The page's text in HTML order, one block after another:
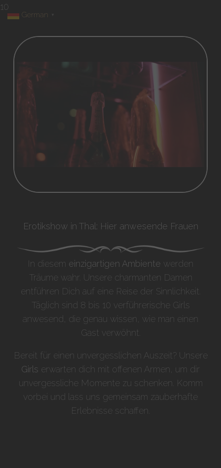
10
Erotikshow in Thal: Hier anwesende Frauen
In diesem einzigartigen Ambiente werden
Träume wahr. Unsere charmanten Damen
entführen Dich auf eine Reise der Sinnlichkeit.
Täglich sind 8 bis 10 verführerische Girls
anwesend, die genau wissen, wie man einen
Gast verwöhnt.
Bereit für einen unvergesslichen Auszeit? Unsere
Girls erwarten dich mit offenen Armen, um dir
unvergessliche Momente zu schenken. Komm
vorbei und lass uns gemeinsam zauberhafte
Erlebnisse schaffen.
German